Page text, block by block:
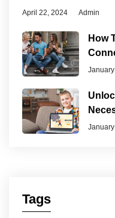
April 22, 2024 Admin
How
Tags